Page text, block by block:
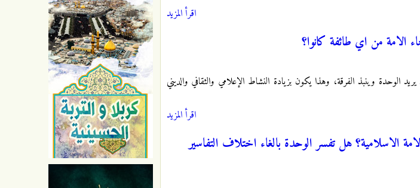
اقرأ المزيد
الامة من اي طائفة كانوا؟
الوحدة وينبذ الفرقة، وهذا يكون بزيادة النشاط الإعلامي والثقافي والديني
اقرأ المزيد
الاسلامية؟ هل تفسر الوحدة بالغاء اختلاف التفاسير